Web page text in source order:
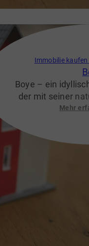
Immobilie
Boye – ein
der mit seiner
gutenMehr